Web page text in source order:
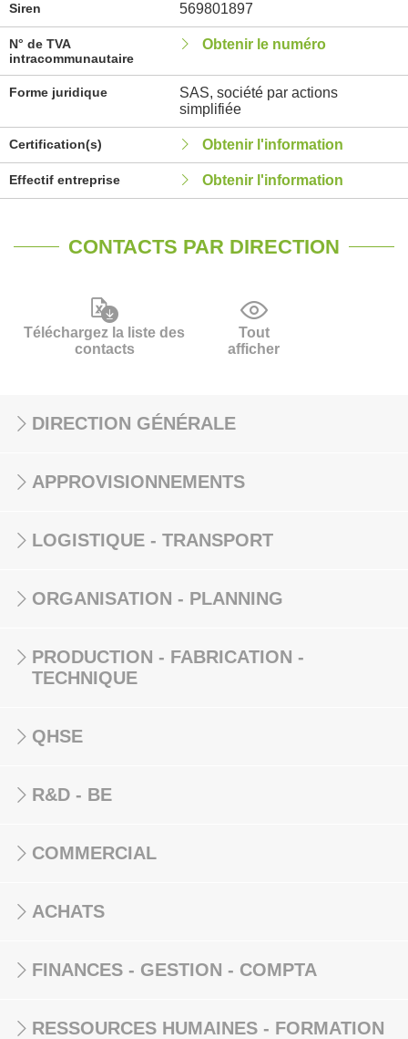
Siren 569801897
N° de TVA
intracommunautaire
Obtenir le numéro
Forme juridique
SAS, société par actions
simplifiée
Certification(s) Obtenir l'information
Effectif entreprise Obtenir l'information
CONTACTS PAR DIRECTION
Téléchargez la liste des
contacts
Tout
afficher
DIRECTION GÉNÉRALE
APPROVISIONNEMENTS
LOGISTIQUE - TRANSPORT
ORGANISATION - PLANNING
PRODUCTION - FABRICATION -
TECHNIQUE
QHSE
R&D - BE
COMMERCIAL
ACHATS
FINANCES - GESTION - COMPTA
RESSOURCES HUMAINES - FORMATION